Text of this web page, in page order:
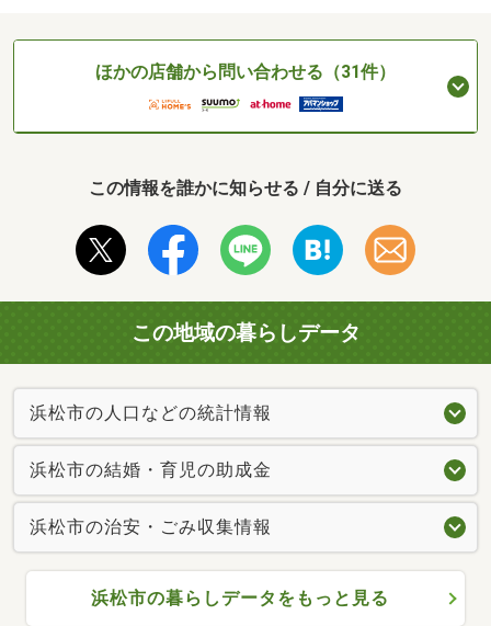
ほかの店舗から問い合わせる（31件）
この情報を誰かに知らせる / 自分に送る
この地域の暮らしデータ
浜松市の人口などの統計情報
浜松市の結婚・育児の助成金
浜松市の治安・ごみ収集情報
浜松市の暮らしデータをもっと見る